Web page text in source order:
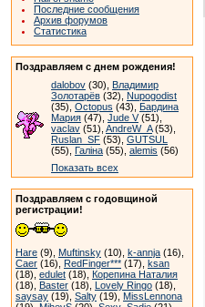
Последние сообщения
Архив форумов
Статистика
Поздравляем с днем рождения!
dalobov (30), Владимир
Золотарёв (32), Nupogodist
(35), Octopus (43), Бардина
Мария (47), Jude V(51),
vaclav (51), AndreW_A(53),
Ruslan_SF (53), GUTSUL
(55), Галіна (55), alemis (56)
Показать всех
Поздравляем с годовщиной
регистрации!
Hare (9), Muftinsky (10), k-annja (16),
Caer (16), RedFinger*** (17), ksan
(18), edulet (18), Корепина Наталия
(18), Baster (18), Lovely Ringo (18),
saysay (19), Salty (19), MissLennona